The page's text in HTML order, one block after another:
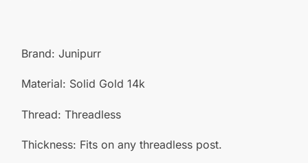
Brand: Junipurr
Material: Solid Gold 14k
Thread: Threadless
Thickness: Fits on any threadless post.